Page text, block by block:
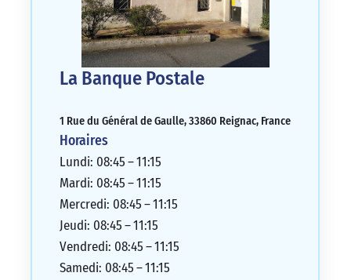
La Banque Postale
1 Rue du Général de Gaulle, 33860 Reignac, France
Horaires
Lundi: 08:45 – 11:15
Mardi: 08:45 – 11:15
Mercredi: 08:45 – 11:15
Jeudi: 08:45 – 11:15
Vendredi: 08:45 – 11:15
Samedi: 08:45 – 11:15